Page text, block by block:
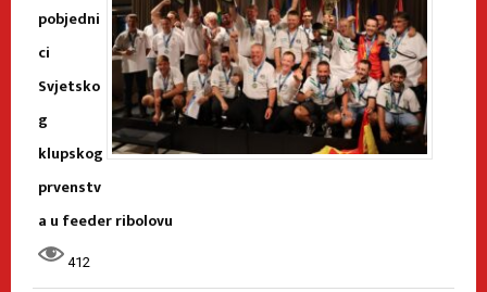
pobjedni
ci
Svjetsko
g
klupskog
prvenstv
a u feeder ribolovu
412